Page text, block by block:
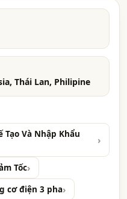
Thái Lan, Philipine
Tạo Và Nhập Khẩu
Tốc
cơ điện 3 pha